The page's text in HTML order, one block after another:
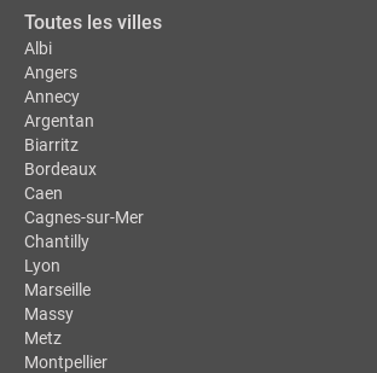
Toutes les villes
Albi
Angers
Annecy
Argentan
Biarritz
Bordeaux
Caen
Cagnes-sur-Mer
Chantilly
Lyon
Marseille
Massy
Metz
Montpellier